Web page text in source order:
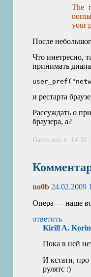
The
your
После
Что инетресно,
принимать
и рестарта
Рассуждать о
браузера, а?
Написано в: 14:38
no0b 24.02.2009
Опера — наше
ответить
Kirill A.
Пока в ней
И кстати, про
рулятс :)